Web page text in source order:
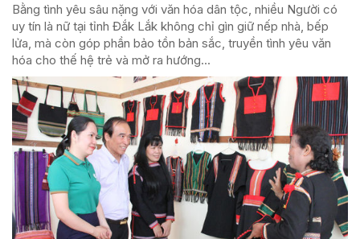
Bằng tình yêu sâu nặng với văn hóa dân tộc, nhiều Người có
uy tín là nữ tại tỉnh Đắk Lắk không chỉ gìn giữ nếp nhà, bếp
lửa, mà còn góp phần bảo tồn bản sắc, truyền tình yêu văn
hóa cho thế hệ trẻ và mở ra hướng...